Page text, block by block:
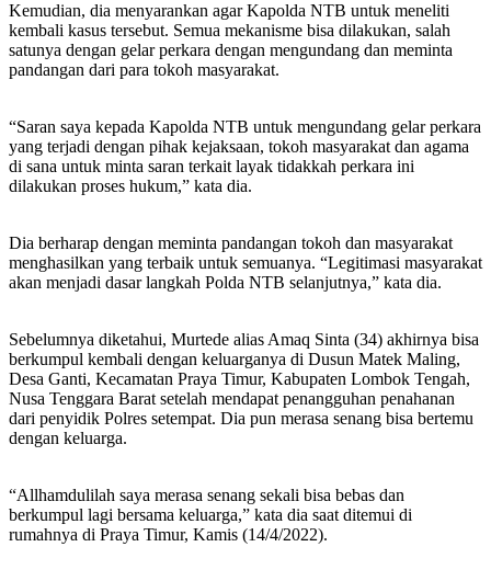
Kemudian, dia menyarankan agar Kapolda NTB untuk meneliti
kembali kasus tersebut. Semua mekanisme bisa dilakukan, salah
satunya dengan gelar perkara dengan mengundang dan meminta
pandangan dari para tokoh masyarakat.
“Saran saya kepada Kapolda NTB untuk mengundang gelar perkara
yang terjadi dengan pihak kejaksaan, tokoh masyarakat dan agama
di sana untuk minta saran terkait layak tidakkah perkara ini
dilakukan proses hukum,” kata dia.
Dia berharap dengan meminta pandangan tokoh dan masyarakat
menghasilkan yang terbaik untuk semuanya. “Legitimasi masyarakat
akan menjadi dasar langkah Polda NTB selanjutnya,” kata dia.
Sebelumnya diketahui, Murtede alias Amaq Sinta (34) akhirnya bisa
berkumpul kembali dengan keluarganya di Dusun Matek Maling,
Desa Ganti, Kecamatan Praya Timur, Kabupaten Lombok Tengah,
Nusa Tenggara Barat setelah mendapat penangguhan penahanan
dari penyidik Polres setempat. Dia pun merasa senang bisa bertemu
dengan keluarga.
“Allhamdulilah saya merasa senang sekali bisa bebas dan
berkumpul lagi bersama keluarga,” kata dia saat ditemui di
rumahnya di Praya Timur, Kamis (14/4/2022).